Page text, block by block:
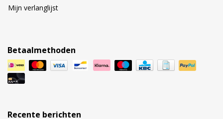
Mijn verlanglijst
Betaalmethoden
Recente berichten